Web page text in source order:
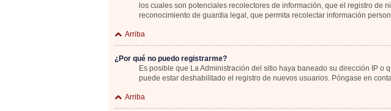
los cuales son potenciales recolectores de información, que el registro de
reconocimiento de guardia legal, que permita recolectar información
Arriba
¿Por qué no puedo registrarme?
Es posible que La Administración del sitio haya baneado su dirección IP
puede estar deshabilitado el registro de nuevos usuarios. Póngase en
Arriba